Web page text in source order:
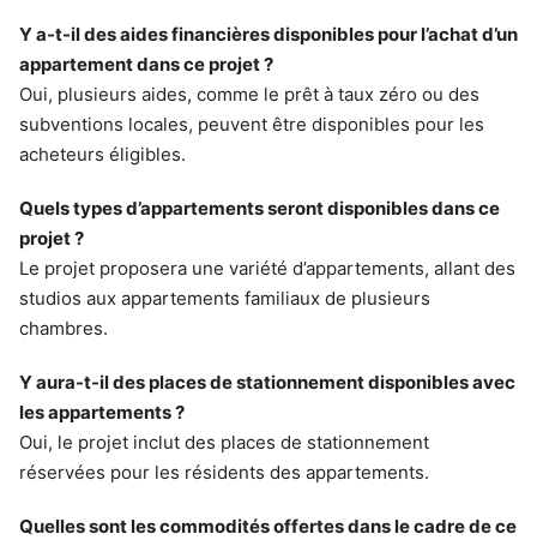
Y a-t-il des aides financières disponibles pour l’achat d’un
appartement dans ce projet ?
Oui, plusieurs aides, comme le prêt à taux zéro ou des
subventions locales, peuvent être disponibles pour les
acheteurs éligibles.
Quels types d’appartements seront disponibles dans ce
projet ?
Le projet proposera une variété d’appartements, allant des
studios aux appartements familiaux de plusieurs
chambres.
Y aura-t-il des places de stationnement disponibles avec
les appartements ?
Oui, le projet inclut des places de stationnement
réservées pour les résidents des appartements.
Quelles sont les commodités offertes dans le cadre de ce